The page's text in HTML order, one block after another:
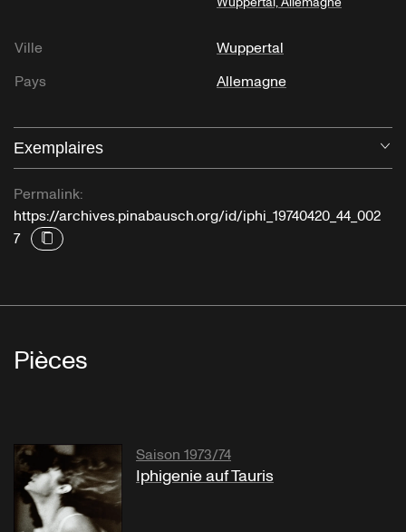
Ville
Wuppertal
Pays
Allemagne
Exemplaires
Permalink:
https://archives.pinabausch.org/id/iphi_19740420_44_002
7
Pièces
Saison 1973/74
Iphigenie auf Tauris